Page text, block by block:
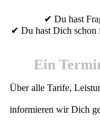
✔ Du hast
✔ Du hast Dich schon
Ein
Über alle Tarife,
informieren wir Dich